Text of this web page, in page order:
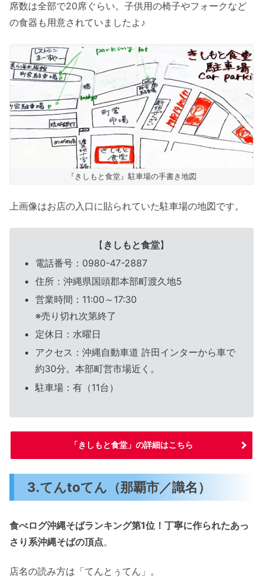
席数は全部で20席ぐらい。子供用の椅子やフォークなど
の食器も用意されていましたよ♪
『きしもと食堂』駐車場の手書き地図
上画像はお店の入口に貼られていた駐車場の地図です。
【 きしもと食堂】
電話番号：0980-47-2887
住所：沖縄県国頭郡本部町渡久地5
営業時間：11:00～17:30
※売り切れ次第終了
定休日：水曜日
アクセス：沖縄自動車道 許田インターから車で
約30分。本部町営市場近く。
駐車場：有（11台）
「きしもと食堂」の詳細はこちら
3.てんtoてん（那覇市／識名）
食べログ沖縄そばランキング第1位！丁寧に作られたあっ
さり系沖縄そばの頂点。
店名の読み方は「てんとぅてん」。